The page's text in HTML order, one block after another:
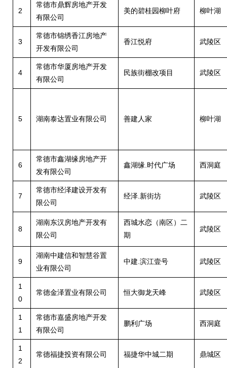
2
常德市鼎辉房地产开发
有限公司
美的碧桂园柳叶府 柳叶湖
3
常德市锦绣香江房地产
开发有限公司
香江悦府 武陵区
4
常德市华厦房地产开发
有限公司
民族街棚改项目 武陵区
5 湖南泰达置业有限公司 善建人家 柳叶湖
6
常德市鑫湖缘房地产开
发有限公司
鑫湖缘.时代广场 西洞庭
7
常德市经泽建设开发有
限公司
经泽.新街坊 武陵区
8
湖南东汉房地产开发有
限公司
西城水恋（南区）二
期
武陵区
9
湖南中建信和智慧谷置
业有限公司
中建.滨江壹号 武陵区
1
0
常德金泽置业有限公司 恒大御龙天峰 武陵区
1
1
常德市嘉盛房地产开发
有限公司
鹏利广场 西洞庭
1
2
常德福捷投资有限公司 福捷华中城二期 鼎城区